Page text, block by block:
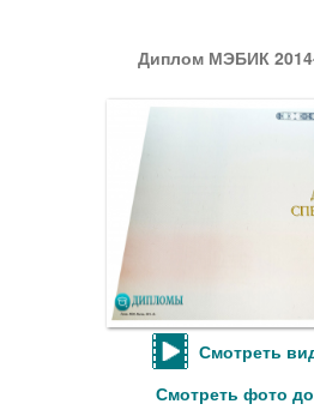
Диплом МЭБИК
Смотреть
Смотреть фото